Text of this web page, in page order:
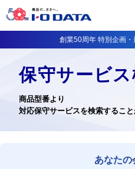
創業50周年 特別企画・
保守サービ
商品型番より
対応保守サービスを検索すること
あなたの